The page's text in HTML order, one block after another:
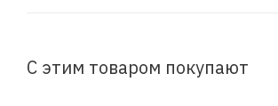
С этим товаром покупают